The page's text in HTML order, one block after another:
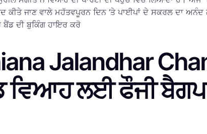
ਕੀਤੇ ਜਾਣ ਵਾਲੇ ਮਹੱਤਵਪੂਰਨ ਦਿਨ ‘ਤੇ ਪਾਈਪਾਂ ਦੇ ਸਕਰਲ ਦਾ
ਬੈਂਡ ਦੀ ਬੁਕਿੰਗ ਹਾਇਰ ਕਰੋ
Jalandhar
ਵਿਆਹ ਲਈ ਫੌਜੀ